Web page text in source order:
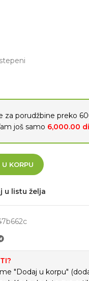
za porudžbine preko
još samo 6,000.00
KORPU
u listu želja
"Dodaj u korpu"